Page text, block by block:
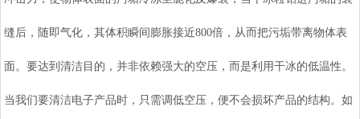
缝后，随即气化，其体积瞬间膨胀接近800倍，从而把污垢带离物体表
面。要达到清洁目的，并非依赖强大的空压，而是利用干冰的低温性。
当我们要清洁电子产品时，只需调低空压，便不会损坏产品的结构。如